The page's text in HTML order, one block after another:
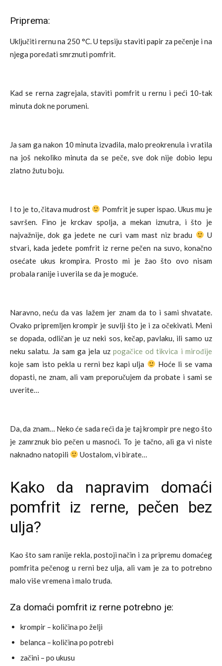
Priprema:
Uključiti rernu na 250 °C. U tepsiju staviti papir za pečenje i na
njega poređati smrznuti pomfrit.
Kad se rerna zagrejala, staviti pomfrit u rernu i peći 10-tak
minuta dok ne porumeni.
Ja sam ga nakon 10 minuta izvadila, malo preokrenula i vratila
na još nekoliko minuta da se peče, sve dok nije dobio lepu
zlatno žutu boju.
I to je to, čitava mudrost
Pomfrit je super ispao. Ukus mu je
savršen. Fino je krckav spolja, a mekan iznutra, i što je
najvažnije, dok ga jedete ne curi vam mast niz bradu
U
stvari, kada jedete pomfrit iz rerne pečen na suvo, konačno
osećate ukus krompira. Prosto mi je žao što ovo nisam
probala ranije i uverila se da je moguće.
Naravno, neću da vas lažem jer znam da to i sami shvatate.
Ovako pripremljen krompir je suvlji što je i za očekivati. Meni
se dopada, odličan je uz neki sos, kečap, pavlaku, ili samo uz
neku salatu. Ja sam ga jela uz pogačice od tikvica i mirođije
koje sam isto pekla u rerni bez kapi ulja
Hoće li se vama
dopasti, ne znam, ali vam preporučujem da probate i sami se
uverite…
Da, da znam… Neko će sada reći da je taj krompir pre nego što
je zamrznuk bio pečen u masnoći. To je tačno, ali ga vi niste
naknadno natopili
Uostalom, vi birate…
Kako da napravim domaći
pomfrit iz rerne, pečen bez
ulja?
Kao što sam ranije rekla, postoji način i za pripremu domaćeg
pomfrita pečenog u rerni bez ulja, ali vam je za to potrebno
malo više vremena i malo truda.
Za domaći pomfrit iz rerne potrebno je:
krompir – količina po želji
belanca – količina po potrebi
začini – po ukusu